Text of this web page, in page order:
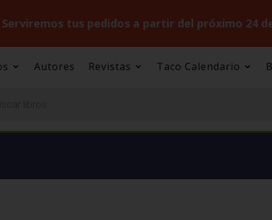
Serviremos tus pedidos a partir del próximo 24
Autores Revistas Taco Calendario